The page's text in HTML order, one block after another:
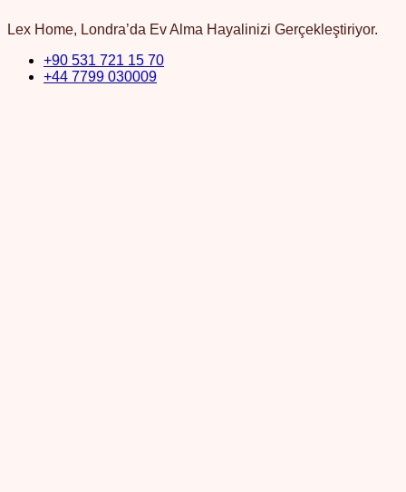
Lex Home, Londra’da Ev Alma Hayalinizi Gerçekleştiriyor.
+90 531 721 15 70
+44 7799 030009